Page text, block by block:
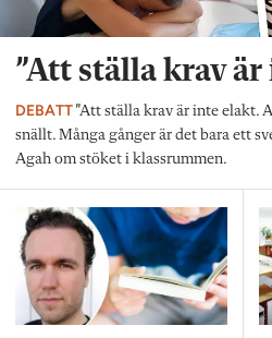
”Att ställa krav
DEBATT”Att ställa krav är inte elakt.
snällt. Många gånger är det bara ett
Agah om stöket i klassrummen.